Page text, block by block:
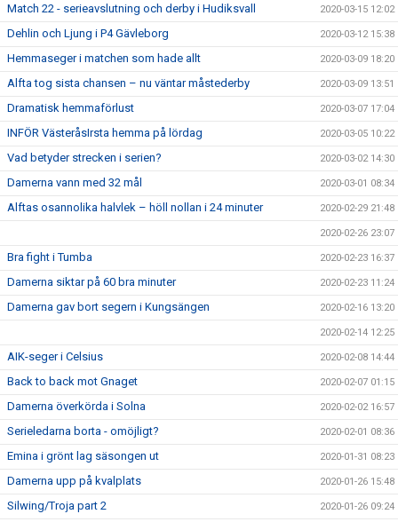
Match 22 - serieavslutning och derby i Hudiksvall 2020-03-15 12:02
Dehlin och Ljung i P4 Gävleborg 2020-03-12 15:38
Hemmaseger i matchen som hade allt 2020-03-09 18:20
Alfta tog sista chansen – nu väntar måstederby 2020-03-09 13:51
Dramatisk hemmaförlust 2020-03-07 17:04
INFÖR VästeråsIrsta hemma på lördag 2020-03-05 10:22
Vad betyder strecken i serien? 2020-03-02 14:30
Damerna vann med 32 mål 2020-03-01 08:34
Alftas osannolika halvlek – höll nollan i 24 minuter 2020-02-29 21:48
2020-02-26 23:07
Bra fight i Tumba 2020-02-23 16:37
Damerna siktar på 60 bra minuter 2020-02-23 11:24
Damerna gav bort segern i Kungsängen 2020-02-16 13:20
2020-02-14 12:25
AIK-seger i Celsius 2020-02-08 14:44
Back to back mot Gnaget 2020-02-07 01:15
Damerna överkörda i Solna 2020-02-02 16:57
Serieledarna borta - omöjligt? 2020-02-01 08:36
Emina i grönt lag säsongen ut 2020-01-31 08:23
Damerna upp på kvalplats 2020-01-26 15:48
Silwing/Troja part 2 2020-01-26 09:24